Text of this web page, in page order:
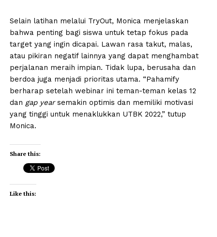
Selain latihan melalui TryOut, Monica menjelaskan
bahwa penting bagi siswa untuk tetap fokus pada
target yang ingin dicapai. Lawan rasa takut, malas,
atau pikiran negatif lainnya yang dapat menghambat
perjalanan meraih impian. Tidak lupa, berusaha dan
berdoa juga menjadi prioritas utama. “Pahamify
berharap setelah webinar ini teman-teman kelas 12
dan gap yearsemakin optimis dan memiliki motivasi
yang tinggi untuk menaklukkan UTBK 2022,” tutup
Monica.
Share this:
Like this: